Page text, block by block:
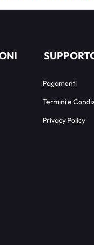
Pagamenti
Termini e
Privacy Policy